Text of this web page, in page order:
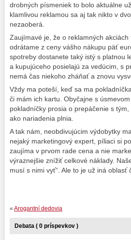
drobných písmeniek to bolo aktuálne
klamlivou reklamou sa aj tak nikto v
nezaoberá.
Zaujímavé je, že o reklamných
odrátame z ceny vášho nákupu päť
spotreby dostanete taký istý s platnou
a kupujúceho posielajú za vedúcim, s
nemá čas niekoho zháňať a znovu
Vždy ma poteší, keď sa ma
či mám ich kartu. Obyčajne s
pokladníčky prosia o prepáčenie s
ako nariadenia plnia.
A tak nám, neobdivujúcim výdobytky
nejaký marketingový expert, píliaci si
zaujíma v prvom rade cena a nie
výraznejšie znížiť celkové náklady.
musí s nimi vyť“. Ale to je už iná oblasť
« Arogantní dedovia
Debata ( 0 príspevkov )